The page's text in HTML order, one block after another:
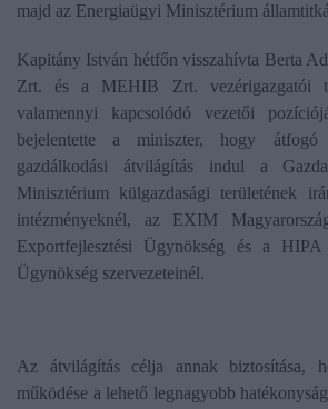
majd az Energiaügyi Minisztérium
Kapitány István hétfőn visszahívta Berta
Zrt. és a MEHIB Zrt. vezérigazgatói
valamennyi kapcsolódó vezetői
bejelentette a miniszter, hogy
gazdálkodási átvilágítás indul a
Minisztérium külgazdasági területének
intézményeknél, az EXIM
Exportfejlesztési Ügynökség és a HIPA
Ügynökség szervezeteinél.
Az átvilágítás célja annak biztosítása,
működése a lehető legnagyobb